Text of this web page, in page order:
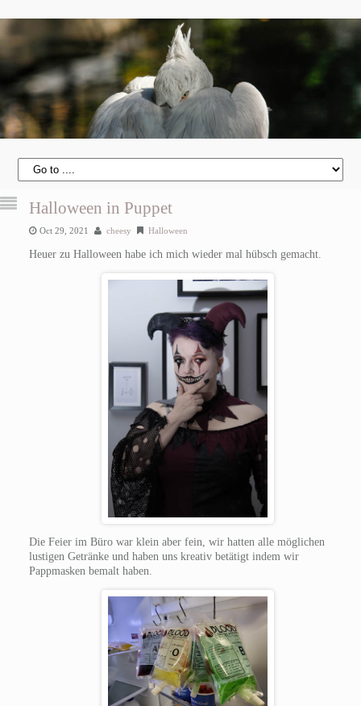
Halloween in Puppet
Oct 29, 2021 cheesy Halloween
Heuer zu Halloween habe ich mich wieder mal hübsch gemacht.
Die Feier im Büro war klein aber fein, wir hatten alle möglichen
lustigen Getränke und haben uns kreativ betätigt indem wir
Pappmasken bemalt haben.